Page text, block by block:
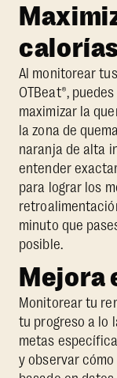
Al monitorear
OTBeat®,
maximizar la
la zona de
naranja de alta
entender
para lograr los
minuto que
posible.
Mejora
Monitorear tu
tu progreso a lo
metas
y observar